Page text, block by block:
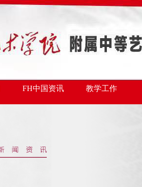
FH中国资讯 教学工作